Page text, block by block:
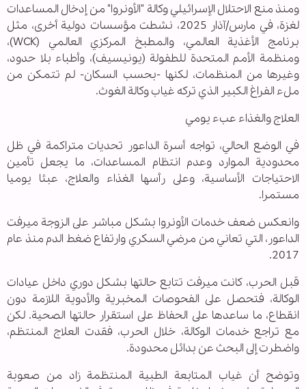
ومنذ منع الاحتلال الإسرائيلي وكالة "الأونروا" من إدخال المساعدات
لغزة، في مارس/آذار 2025، نشطت مؤسسات دولية أخرى، مثل
برنامج الأغذية العالمي، والمطبخ المركزي العالمي (WCK)،
ومنظمة الأمم المتحدة للطفولة (يونيسيف)، وأطباء بلا حدود،
وغيرها من المنظمات، لكنها -بحسب السكان- لم تتمكن من
ملء الفراغ الكبير الذي تركه غياب وكالة الغوث.
العلاج والغذاء عبء يومي
في الوضع الحالي، تواجه أسرة الداعور تحديات متراكمة في ظل
محدودية الموارد وعدم انتظام المساعدات، ما يجعل تأمين
الاحتياجات الأساسية، وعلى رأسها الغذاء والعلاج، عبئا يوميا
مستمرا.
وانعكس ضعف خدمات الأونروا بشكل مباشر على الزوجة ميرفت
الداعور، التي تعاني من مرضي السكري وارتفاع ضغط الدم منذ عام
2017.
قبل الحرب، كانت ميرفت تتابع حالتها بشكل دوري داخل عيادات
الوكالة، فتحصل على الفحوصات المخبرية والأدوية اللازمة دون
انقطاع، ما ساعدها على الحفاظ على استقرار حالتها الصحية. لكن
مع تراجع خدمات الوكالة، خلال الحرب، فقدت العلاج المنتظم،
واضطرت إلى البحث عن بدائل محدودة.
وتوضح أن غياب المتابعة الطبية المنتظمة زاد من صعوبة